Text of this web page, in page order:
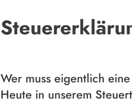
Wer muss eigentlich
Heute in unserem